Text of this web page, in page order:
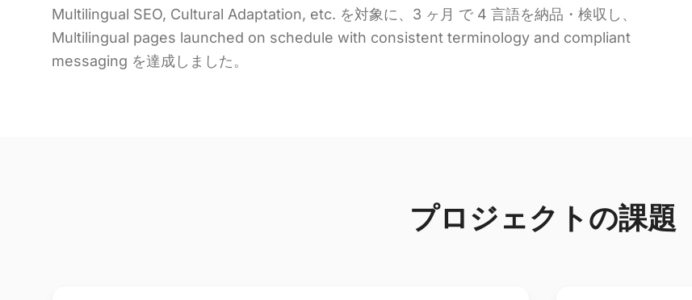
Multilingual SEO, Cultural Adaptation, etc. を対象に、3 ヶ月 で 4 言語を納品・検収し、
Multilingual pages launched on schedule with consistent terminology and compliant
messaging を達成しました。
プロジェクトの課題